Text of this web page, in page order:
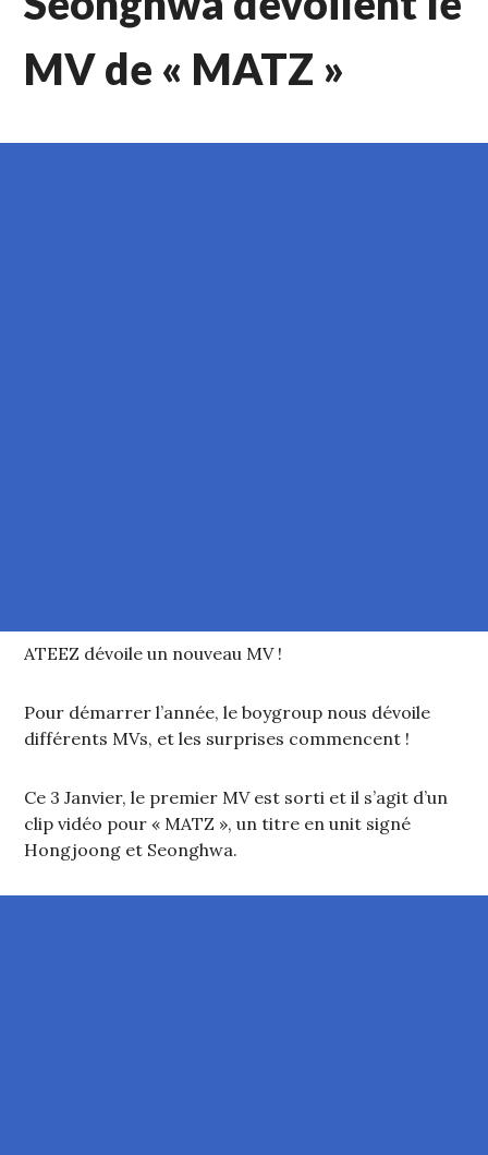
MV de « MATZ »
ATEEZ dévoile un nouveau MV !
Pour démarrer l’année, le boygroup nous dévoile
différents MVs, et les surprises commencent !
Ce 3 Janvier, le premier MV est sorti et il s’agit d’un
clip vidéo pour « MATZ », un titre en unit signé
Hongjoong et Seonghwa.